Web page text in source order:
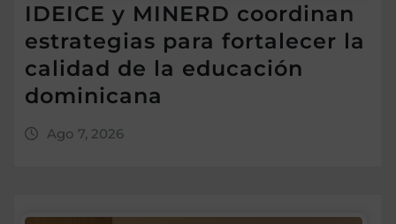
IDEICE y MINERD coordinan
estrategias para fortalecer la
calidad de la educación
dominicana
Ago 7, 2026